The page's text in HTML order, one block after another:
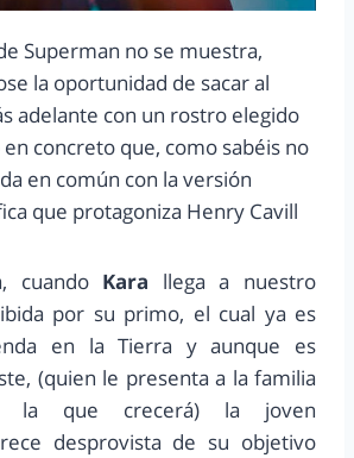
Superman no se muestra,
la oportunidad de sacar al
adelante con un rostro elegido
en concreto que, como sabéis no
en común con la versión
que protagoniza Henry Cavill
cuando Kara llega a nuestro
por su primo, el cual ya es
en la Tierra y aunque es
(quien le presenta a la familia
la que crecerá) la joven
desprovista de su objetivo